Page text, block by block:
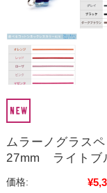
ムラーノグラス
27mm ライトブ
価格: